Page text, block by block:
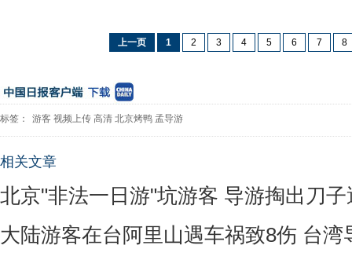
上一页 1 2 3 4 5 6 7 8
标签： 游客 视频上传 高清 北京烤鸭 孟导游
相关文章
北京"非法一日游"坑游客 导游掏出刀
大陆游客在台阿里山遇车祸致8伤 台湾